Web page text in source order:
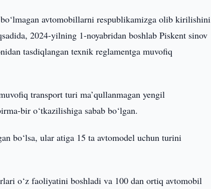
avtomobillarni respublikamizga olib kirilishini
2024-yilning 1-noyabridan boshlab Piskent sinov
tasdiqlangan texnik reglamentga muvofiq
transport turi ma’qullanmagan yengil
bir o‘tkazilishiga sabab bo‘lgan.
bo‘lsa, ular atiga 15 ta avtomodel uchun turini
o‘z faoliyatini boshladi va 100 dan ortiq avtomobil